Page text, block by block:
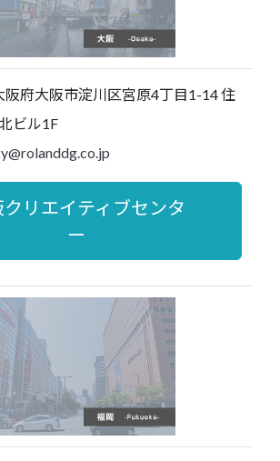
阪府大阪市淀川区宮原4丁目1-14 住
ビル1F
クリエイティブセンタ
ー